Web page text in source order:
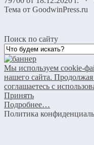
Тема от GoodwinPress.ru
Поиск по сайту
Мы используем cookie-
нашего сайта. Продолжая
соглашаетесь с
Принять
Подробнее…
Политика